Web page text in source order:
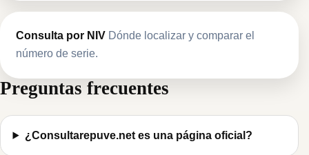
Consulta por NIV Dónde localizar y comparar el
número de serie.
Preguntas frecuentes
¿Consultarepuve.net es una página oficial?